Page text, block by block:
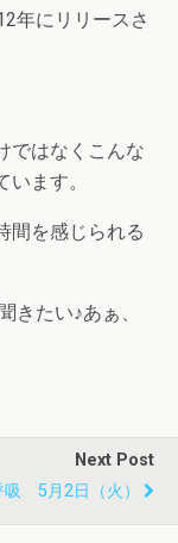
年にリリースさ
ではなくこんな
ます。
間を感じられる
きたい♪あぁ、
Next Post
吸 5月2日（火）